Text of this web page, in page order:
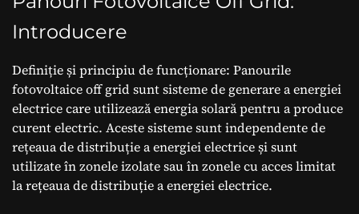
Introducere
Definiție și principiu de funcționare: Panourile
fotovoltaice off grid sunt sisteme de generare a energiei
electrice care utilizează energia solară pentru a produce
curent electric. Aceste sisteme sunt independente de
rețeaua de distribuție a energiei electrice și sunt
utilizate în zonele izolate sau în zonele cu acces limitat
la rețeaua de distribuție a energiei electrice.